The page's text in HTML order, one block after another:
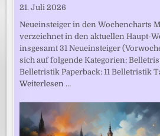
21. Juli 2026
Neueinsteiger in den Wochencharts
verzeichnet in den aktuellen Haupt-
insgesamt 31 Neueinsteiger
sich auf folgende Kategorien:
Belletristik Paperback: 11 Belletristik
Weiterlesen …